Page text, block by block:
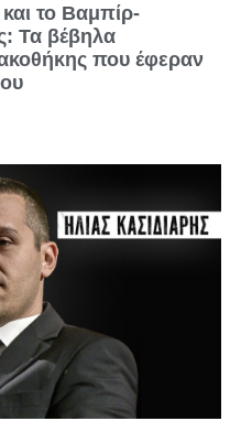
το Βαμπίρ-
Τα βέβηλα
που έφεραν